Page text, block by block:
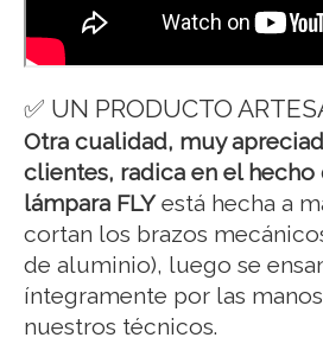
✅ UN PRODUCTO
Otra cualidad, muy
clientes, radica en el hecho
lámpara FLYestá hecha a
cortan los brazos
de aluminio), luego se
íntegramente por las
nuestros técnicos.